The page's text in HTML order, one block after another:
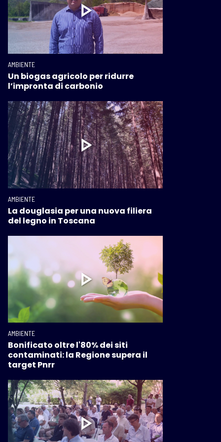
AMBIENTE
Un biogas agricolo per ridurre
l’impronta di carbonio
AMBIENTE
La douglasia per una nuova filiera
del legno in Toscana
AMBIENTE
Bonificato oltre l'80% dei siti
contaminati: la Regione supera il
target Pnrr